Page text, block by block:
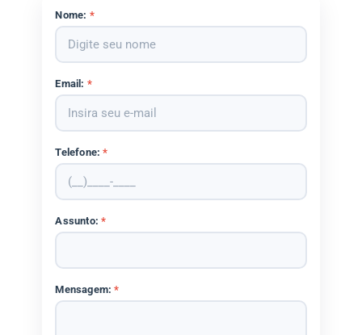
Nome: *
Email: *
Telefone:*
Assunto:*
Mensagem:*